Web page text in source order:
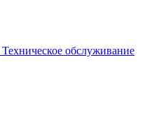
Техническое обслуживание